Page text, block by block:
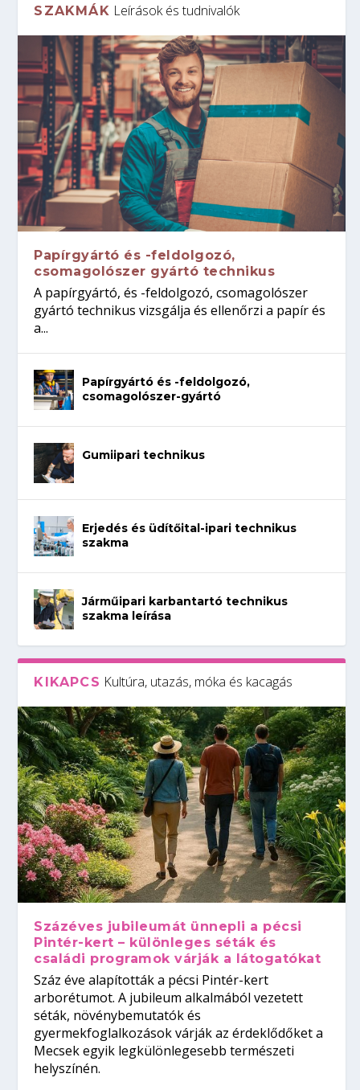
SZAKMÁK Leírások és tudnivalók
Papírgyártó és -feldolgozó,
csomagolószer gyártó technikus
A papírgyártó, és -feldolgozó, csomagolószer
gyártó technikus vizsgálja és ellenőrzi a papír és
a...
Papírgyártó és -feldolgozó,
csomagolószer-gyártó
Gumiipari technikus
Erjedés és üdítőital-ipari technikus
szakma
Járműipari karbantartó technikus
szakma leírása
KIKAPCS Kultúra, utazás, móka és kacagás
Százéves jubileumát ünnepli a pécsi
Pintér-kert – különleges séták és
családi programok várják a látogatókat
Száz éve alapították a pécsi Pintér-kert
arborétumot. A jubileum alkalmából vezetett
séták, növénybemutatók és
gyermekfoglalkozások várják az érdeklődőket a
Mecsek egyik legkülönlegesebb természeti
helyszínén.